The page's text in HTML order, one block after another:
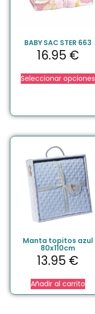
BABY SAC STER 663
16.95 €
Seleccionar opciones
Manta topitos azul
80x110cm
13.95 €
Añadir al carrito